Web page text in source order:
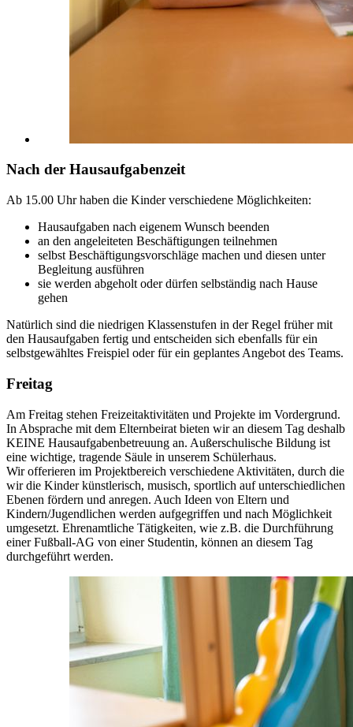
Nach der Hausaufgabenzeit
Ab 15.00 Uhr haben die Kinder verschiedene Möglichkeiten:
Hausaufgaben nach eigenem Wunsch beenden
an den angeleiteten Beschäftigungen teilnehmen
selbst Beschäftigungsvorschläge machen und diesen unter
Begleitung ausführen
sie werden abgeholt oder dürfen selbständig nach Hause
gehen
Natürlich sind die niedrigen Klassenstufen in der Regel früher mit
den Hausaufgaben fertig und entscheiden sich ebenfalls für ein
selbstgewähltes Freispiel oder für ein geplantes Angebot des Teams.
Freitag
Am Freitag stehen Freizeitaktivitäten und Projekte im Vordergrund.
In Absprache mit dem Elternbeirat bieten wir an diesem Tag deshalb
KEINE Hausaufgabenbetreuung an. Außerschulische Bildung ist
eine wichtige, tragende Säule in unserem Schülerhaus.
Wir offerieren im Projektbereich verschiedene Aktivitäten, durch die
wir die Kinder künstlerisch, musisch, sportlich auf unterschiedlichen
Ebenen fördern und anregen. Auch Ideen von Eltern und
Kindern/Jugendlichen werden aufgegriffen und nach Möglichkeit
umgesetzt. Ehrenamtliche Tätigkeiten, wie z.B. die Durchführung
einer Fußball-AG von einer Studentin, können an diesem Tag
durchgeführt werden.